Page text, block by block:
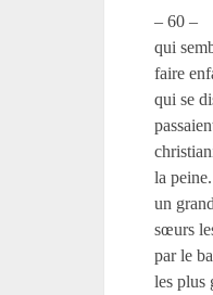
– 60 –
qui
faire
qui se
la
un
sœurs
par le
les plus